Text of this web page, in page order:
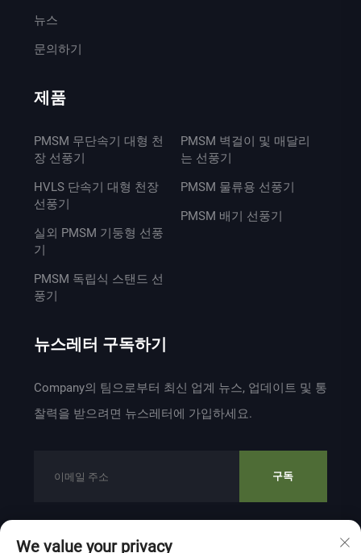
뉴스
문의하기
제품
PMSM 무단속기 대형 천
장 선풍기
HVLS 단속기 대형 천장
선풍기
실외 PMSM 기둥형 선풍
기
PMSM 독립식 스탠드 선
풍기
PMSM 벽걸이 및 매달리
는 선풍기
PMSM 물류용 선풍기
PMSM 배기 선풍기
뉴스레터 구독하기
Company의 팀으로부터 최신 업계 뉴스, 업데이트 및 통
찰력을 받으려면 뉴스레터에 가입하세요.
구독
We value your privacy